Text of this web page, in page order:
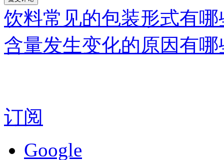
饮料常见的包装形式有哪
含量发生变化的原因有哪
订阅
Google